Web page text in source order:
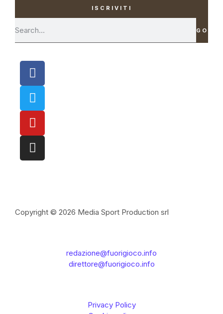
ISCRIVITI
GO
Copyright © 2026 Media Sport Production srl
redazione@fuorigioco.info
direttore@fuorigioco.info
Privacy Policy